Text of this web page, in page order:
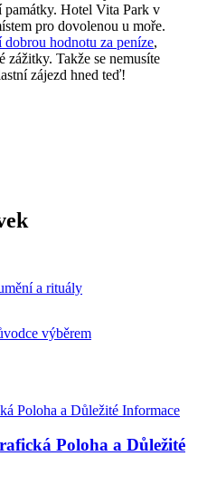
Hotel Vita Park v
pro dovolenou u moře.
dobrou hodnotu za peníze,
zážitky. Takže se nemusíte
zájezd hned teď!
a rituály
výběrem
Poloha a Důležité